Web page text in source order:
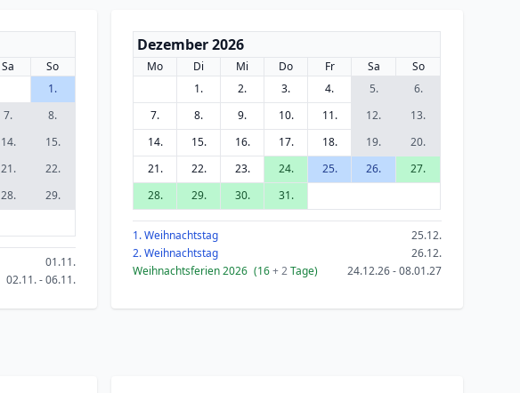
Sa
So
1.
7.
8.
14.
15.
21.
22.
28.
29.
01.11.
02.11. - 06.11.
Dezember 2026
Mo Di Mi Do Fr Sa
So
1.
2. 3. 4. 5.
6.
7.
8. 9. 10. 11. 12.
13.
14.
15. 16. 17. 18. 19.
20.
21.
22. 23. 24. 25. 26.
27.
28.
29. 30. 31.
1. Weihnachtstag
25.12.
2. Weihnachtstag
26.12.
Weihnachtsferien 2026 (16+ 2Tage) 24.12.26 - 08.01.27